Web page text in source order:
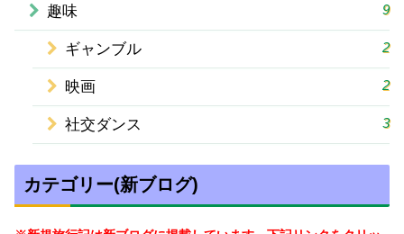
趣味 9
ギャンブル 2
映画 2
社交ダンス 3
カテゴリー(新ブログ)